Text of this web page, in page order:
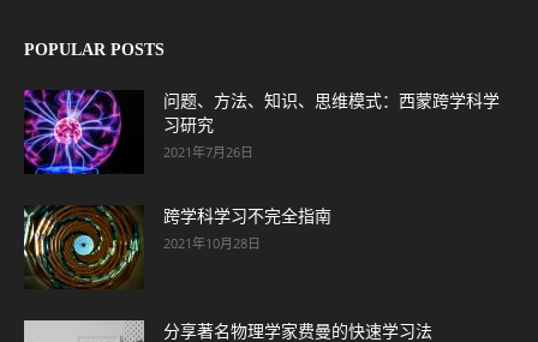
POPULAR POSTS
问题、方法、知识、思维模式：西蒙跨学科学
习研究
2021年7月26日
跨学科学习不完全指南
2021年10月28日
分享著名物理学家费曼的快速学习法